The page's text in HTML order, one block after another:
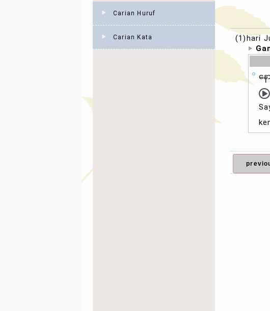
Carian Huruf
Carian Kata
(1)hari
န